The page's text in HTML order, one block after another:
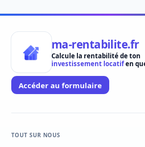
ma-rentabilite.fr
Calcule la rentabilité de ton
investissement locatifen
Accéder au formulaire
TOUT SUR NOUS